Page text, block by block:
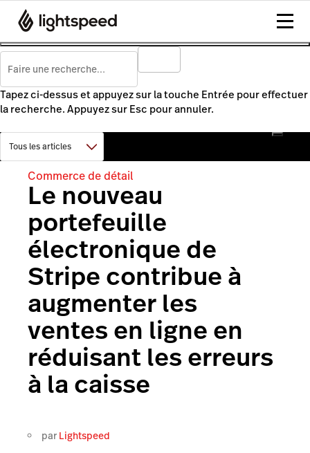
Tapez ci-dessus et appuyez sur la touche Entrée pour effectuer
la recherche. Appuyez sur Esc pour annuler.
Commerce de détail
Le nouveau
portefeuille
électronique de
Stripe contribue à
augmenter les
ventes en ligne en
réduisant les erreurs
à la caisse
par Lightspeed